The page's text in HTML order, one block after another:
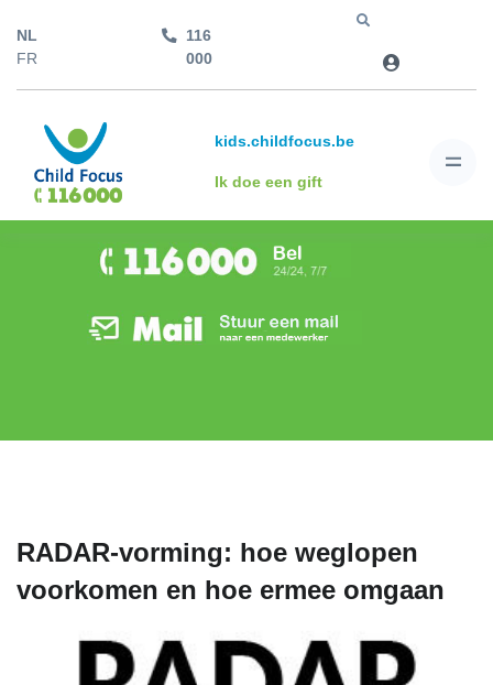
NL
FR
116
000
kids.childfocus.be
Ik doe een gift
RADAR-vorming: hoe weglopen
voorkomen en hoe ermee omgaan